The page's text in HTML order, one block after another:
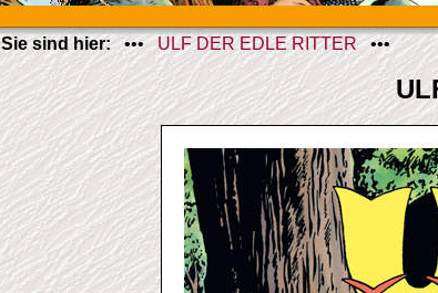
Sie sind hier:•••ULF DER EDLE RITTER•••